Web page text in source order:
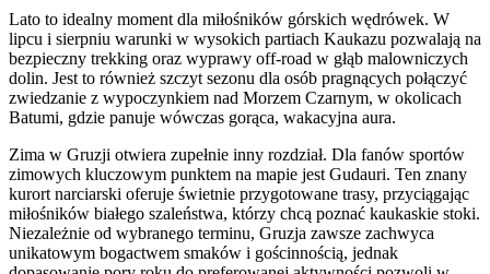
Lato to idealny moment dla miłośników górskich wędrówek. W
lipcu i sierpniu warunki w wysokich partiach Kaukazu pozwalają na
bezpieczny trekking oraz wyprawy off-road w głąb malowniczych
dolin. Jest to również szczyt sezonu dla osób pragnących połączyć
zwiedzanie z wypoczynkiem nad Morzem Czarnym, w okolicach
Batumi, gdzie panuje wówczas gorąca, wakacyjna aura.
Zima w Gruzji otwiera zupełnie inny rozdział. Dla fanów sportów
zimowych kluczowym punktem na mapie jest Gudauri. Ten znany
kurort narciarski oferuje świetnie przygotowane trasy, przyciągając
miłośników białego szaleństwa, którzy chcą poznać kaukaskie stoki.
Niezależnie od wybranego terminu, Gruzja zawsze zachwyca
unikatowym bogactwem smaków i gościnnością, jednak